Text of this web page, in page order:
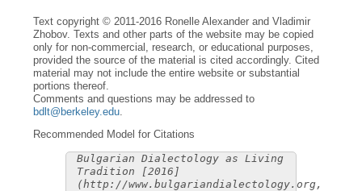
Text copyright © 2011-2016 Ronelle Alexander and Vladimir
Zhobov. Texts and other parts of the website may be copied
only for non-commercial, research, or educational purposes,
provided the source of the material is cited accordingly. Cited
material may not include the entire website or substantial
portions thereof.
Comments and questions may be addressed to
bdlt@berkeley.edu.
Recommended Model for Citations
Bulgarian Dialectology as Living
Tradition [2016]
(http://www.bulgariandialectology.org,